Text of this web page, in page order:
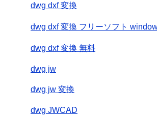
dwg dxf 変換
dwg dxf 変換 フリーソフト
dwg dxf 変換 無料
dwg jw
dwg jw 変換
dwg JWCAD